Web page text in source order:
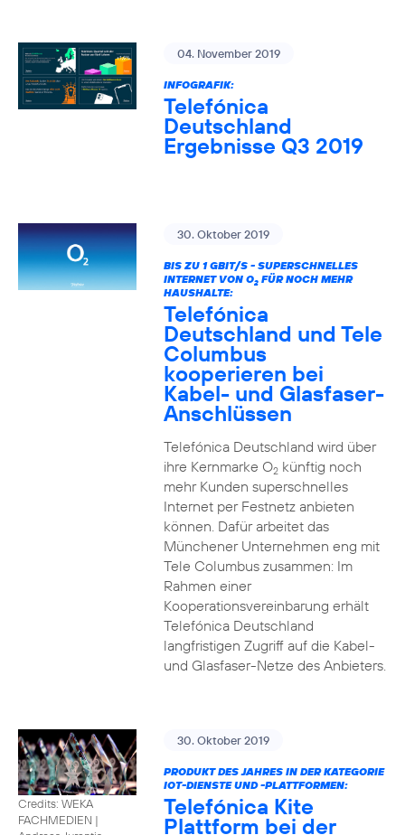
04. November 2019
INFOGRAFIK:
Telefónica
Deutschland
Ergebnisse Q3 2019
30. Oktober 2019
BIS ZU 1 GBIT/S - SUPERSCHNELLES
INTERNET VON O2FÜR NOCH MEHR
HAUSHALTE:
Telefónica
Deutschland und Tele
Columbus
kooperieren bei
Kabel- und Glasfaser-
Anschlüssen
Telefónica Deutschland wird über
ihre Kernmarke O2künftig noch
mehr Kunden superschnelles
Internet per Festnetz anbieten
können. Dafür arbeitet das
Münchener Unternehmen eng mit
Tele Columbus zusammen: Im
Rahmen einer
Kooperationsvereinbarung erhält
Telefónica Deutschland
langfristigen Zugriff auf die Kabel-
und Glasfaser-Netze des Anbieters.
Credits: WEKA
FACHMEDIEN |
30. Oktober 2019
PRODUKT DES JAHRES IN DER KATEGORIE
IOT-DIENSTE UND -PLATTFORMEN:
Telefónica Kite
Plattform bei der